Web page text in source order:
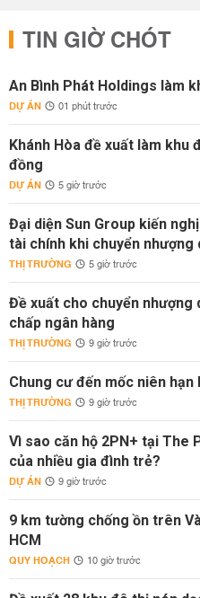
TIN GIỜ CHÓT
An Bình Phát Holdings làm
DỰ ÁN 01 phút trước
Khánh Hòa đề xuất làm khu
đồng
DỰ ÁN 5 giờ trước
Đại diện Sun Group kiến
tài chính khi chuyển nhượng
THỊ TRƯỜNG 5 giờ trước
Đề xuất cho chuyển nhượng
chấp ngân hàng
THỊ TRƯỜNG 9 giờ trước
Chung cư đến mốc niên
THỊ TRƯỜNG 9 giờ trước
Vì sao căn hộ 2PN+ tại The
của nhiều gia đình trẻ?
DỰ ÁN 9 giờ trước
9 km tường chống ồn trên
HCM
QUY HOẠCH 10 giờ trước